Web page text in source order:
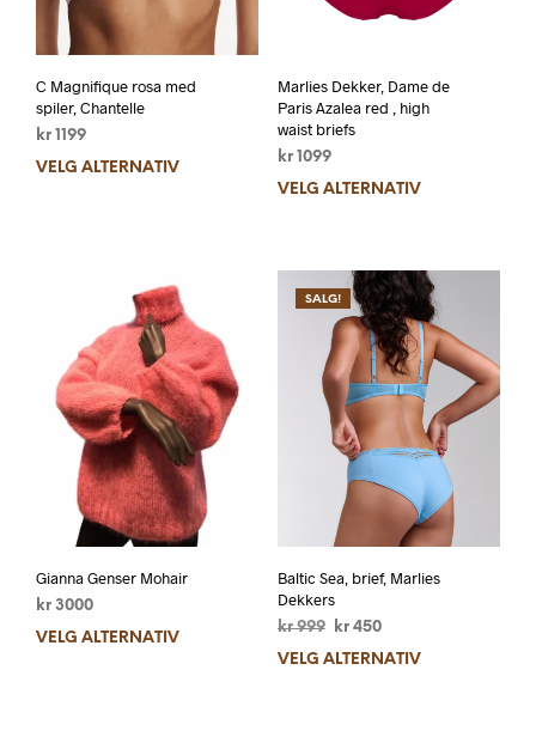
C Magnifique rosa med
spiler, Chantelle
kr 1199
VELG ALTERNATIV
Marlies Dekker, Dame de
Paris Azalea red , high
waist briefs
kr1099
VELG ALTERNATIV
Gianna Genser Mohair
kr 3000
VELG ALTERNATIV
SALG!
Baltic Sea, brief, Marlies
Dekkers
kr999 kr450
VELG ALTERNATIV